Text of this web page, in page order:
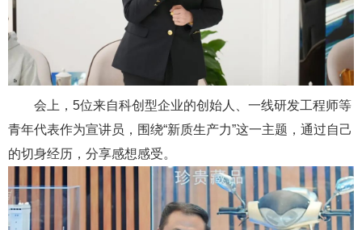
会上，5位来自科创型企业的创始人、一线研发工程师等
青年代表作为宣讲员，围绕“新质生产力”这一主题，通过自己
的切身经历，分享感想感受。